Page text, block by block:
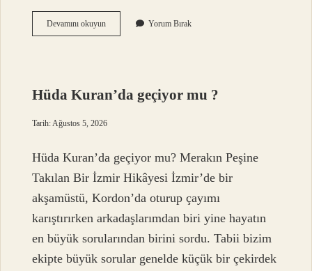
Devamını okuyunAzure
paralı
Yorum Bırak
Hüda Kuran’da geçiyor mu ?
Tarih: Ağustos 5, 2026
Hüda Kuran’da geçiyor mu? Merakın Peşine
Takılan Bir İzmir Hikâyesi İzmir’de bir
akşamüstü, Kordon’da oturup çayımı
karıştırırken arkadaşlarımdan biri yine hayatın
en büyük sorularından birini sordu. Tabii bizim
ekipte büyük sorular genelde küçük bir çekirdek